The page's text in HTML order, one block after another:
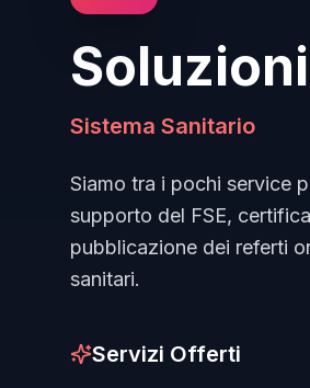
Sistema Sanitario
Siamo tra i pochi service
supporto del FSE,
pubblicazione dei referti
sanitari.
Servizi Offerti